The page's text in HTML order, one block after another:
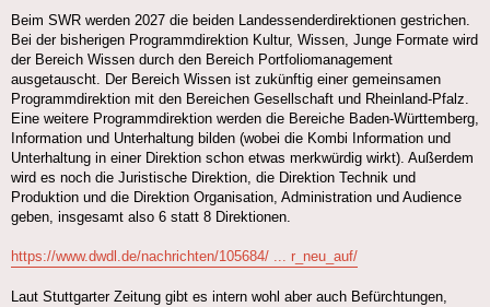
Beim SWR werden 2027 die beiden Landessenderdirektionen gestrichen.
Bei der bisherigen Programmdirektion Kultur, Wissen, Junge Formate wird
der Bereich Wissen durch den Bereich Portfoliomanagement
ausgetauscht. Der Bereich Wissen ist zukünftig einer gemeinsamen
Programmdirektion mit den Bereichen Gesellschaft und Rheinland-Pfalz.
Eine weitere Programmdirektion werden die Bereiche Baden-Württemberg,
Information und Unterhaltung bilden (wobei die Kombi Information und
Unterhaltung in einer Direktion schon etwas merkwürdig wirkt). Außerdem
wird es noch die Juristische Direktion, die Direktion Technik und
Produktion und die Direktion Organisation, Administration und Audience
geben, insgesamt also 6 statt 8 Direktionen.
https://www.dwdl.de/nachrichten/105684/ ... r_neu_auf/
Laut Stuttgarter Zeitung gibt es intern wohl aber auch Befürchtungen,